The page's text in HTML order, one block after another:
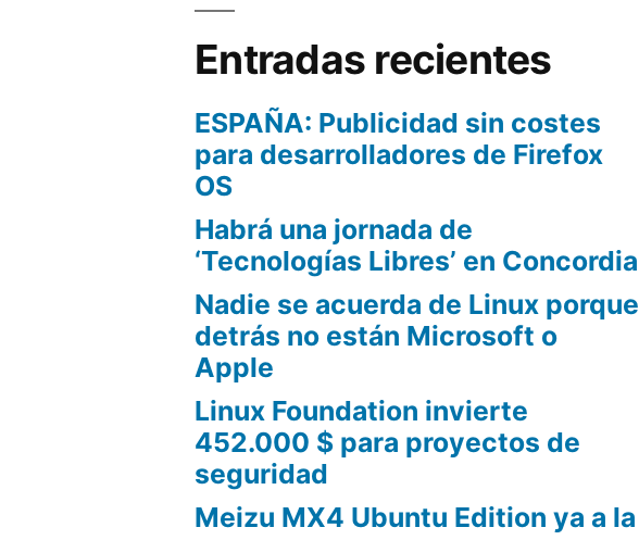
Entradas recientes
ESPAÑA: Publicidad sin costes
para desarrolladores de Firefox
OS
Habrá una jornada de
‘Tecnologías Libres’ en Concordia
Nadie se acuerda de Linux porque
detrás no están Microsoft o
Apple
Linux Foundation invierte
452.000 $ para proyectos de
seguridad
Meizu MX4 Ubuntu Edition ya a la